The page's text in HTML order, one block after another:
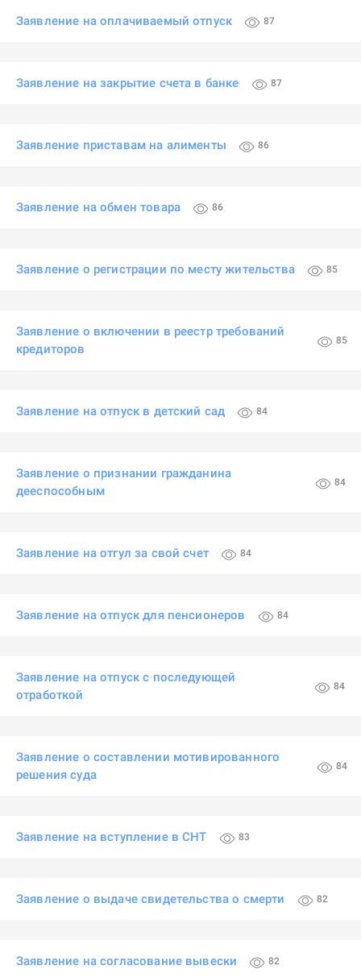
Заявление на оплачиваемый отпуск 87
Заявление на закрытие счета в банке 87
Заявление приставам на алименты 86
Заявление на обмен товара 86
Заявление о регистрации по месту жительства 85
Заявление о включении в реестр требований
кредиторов
85
Заявление на отпуск в детский сад 84
Заявление о признании гражданина
дееспособным
84
Заявление на отгул за свой счет 84
Заявление на отпуск для пенсионеров 84
Заявление на отпуск с последующей
отработкой
84
Заявление о составлении мотивированного
решения суда
84
Заявление на вступление в СНТ 83
Заявление о выдаче свидетельства о смерти 82
Заявление на согласование вывески 82